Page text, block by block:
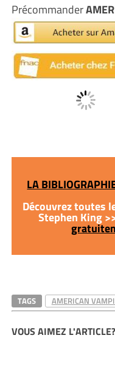
Précommander
LA
Découvrez toutes
Stephen King
TAGS AMERICAN
VOUS AIMEZ